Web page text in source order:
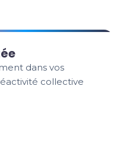
dans vos
collective